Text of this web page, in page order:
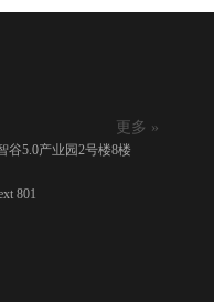
更多 »
谷5.0产业园2号楼8楼
801